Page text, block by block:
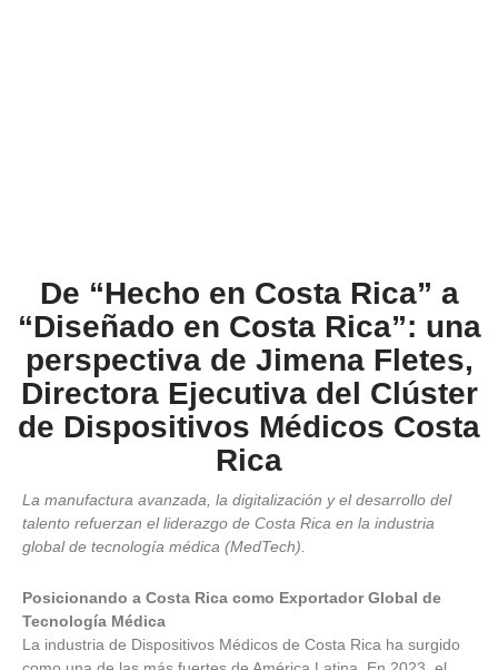
De “Hecho en Costa Rica” a
“Diseñado en Costa Rica”: una
perspectiva de Jimena Fletes,
Directora Ejecutiva del Clúster
de Dispositivos Médicos Costa
Rica
La manufactura avanzada, la digitalización y el desarrollo del
talento refuerzan el liderazgo de Costa Rica en la industria
global de tecnología médica (MedTech).
Posicionando a Costa Rica como Exportador Global de
Tecnología Médica
La industria de Dispositivos Médicos de Costa Rica ha surgido